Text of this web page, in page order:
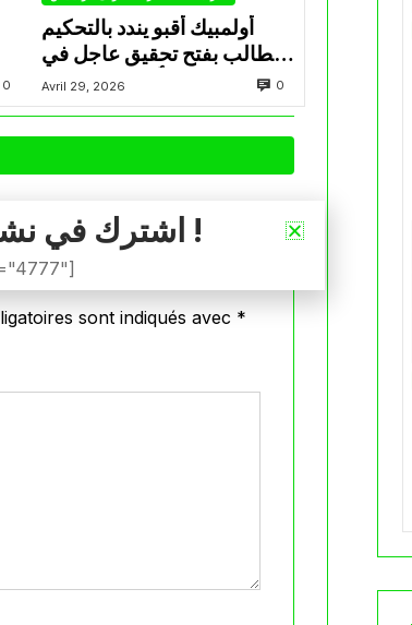
0
أولمبيك أقبو يندد بالتحكيم
ويطالب بفتح تحقيق عاجل في
تجاوزات أثّرت على نتائج
الفريق
Avril 29, 2026 0
sont indiqués avec *
اشترك في نشرتنا الإخبارية !